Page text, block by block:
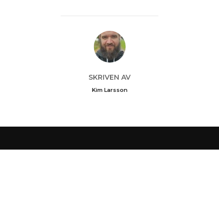
INLÄGGSFÖRFATTARE
SKRIVEN AV
Kim Larsson